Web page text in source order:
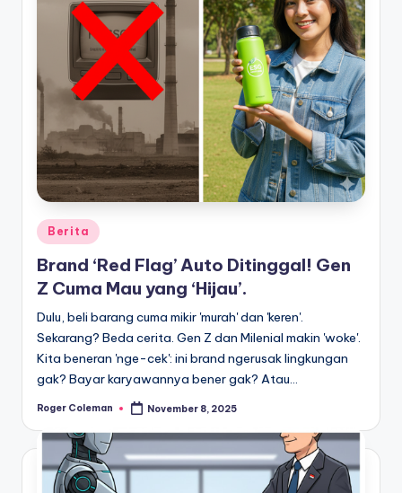
Posted
in
Berita
Brand ‘Red Flag’ Auto Ditinggal! Gen
Z Cuma Mau yang ‘Hijau’.
Dulu, beli barang cuma mikir 'murah' dan 'keren'.
Sekarang? Beda cerita. Gen Z dan Milenial makin 'woke'.
Kita beneran 'nge-cek': ini brand ngerusak lingkungan
gak? Bayar karyawannya bener gak? Atau…
Posted
Roger Coleman November 8, 2025